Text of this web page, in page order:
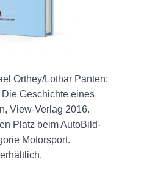
Orthey/Lothar Panten:
Geschichte eines
View-Verlag 2016.
Platz beim AutoBild-
Motorsport.